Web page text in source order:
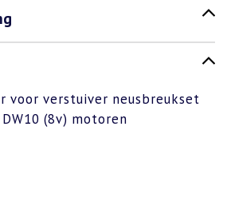
voor verstuiver neusbreukset
(8v) motoren